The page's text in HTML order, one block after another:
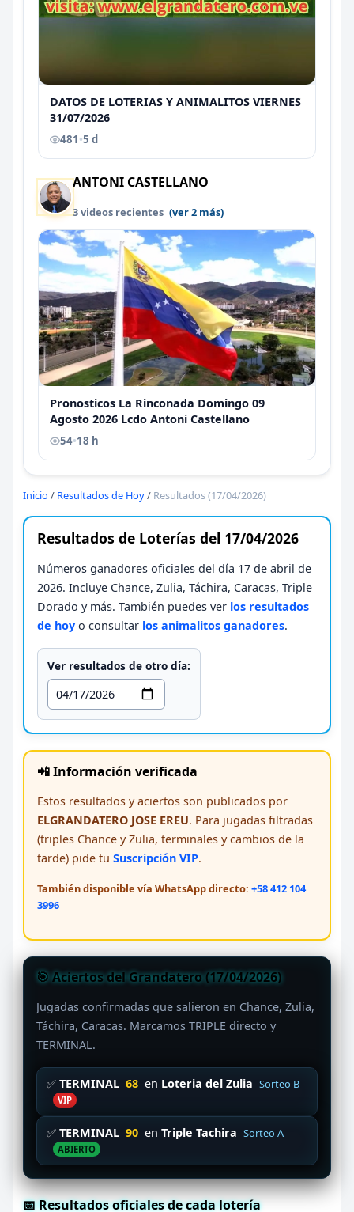
DATOS DE LOTERIAS Y ANIMALITOS VIERNES
31/07/2026
481•5 d
ANTONI CASTELLANO
3 videos recientes (ver 2 más)
Pronosticos La Rinconada Domingo 09
Agosto 2026 Lcdo Antoni Castellano
54•18 h
Inicio / Resultados de Hoy/ Resultados (17/04/2026)
Resultados de Loterías del 17/04/2026
Números ganadores oficiales del día 17 de abril de
2026. Incluye Chance, Zulia, Táchira, Caracas, Triple
Dorado y más. También puedes ver los resultados
de hoy o consultar los animalitos ganadores.
Ver resultados de otro día:
📲 Información verificada
Estos resultados y aciertos son publicados por
ELGRANDATERO JOSE EREU. Para jugadas filtradas
(triples Chance y Zulia, terminales y cambios de la
tarde) pide tu Suscripción VIP.
También disponible vía WhatsApp directo: +58 412 104
3996
🎯 Aciertos del Grandatero (17/04/2026)
Jugadas confirmadas que salieron en Chance, Zulia,
Táchira, Caracas. Marcamos TRIPLE directo y
TERMINAL.
✅ TERMINAL 68 en Loteria del Zulia Sorteo B
VIP
✅ TERMINAL 90 en Triple Tachira Sorteo A
ABIERTO
📅 Resultados oficiales de cada lotería